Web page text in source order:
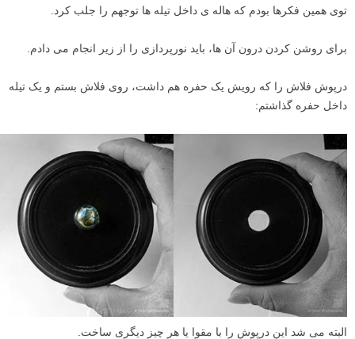
توی همین فکرها بودم که هاله ی داخل تیله ها توجهم را جلب کرد.
برای روشن کردن درون آن ها، باید نورپردازی را از زیر انجام می دادم.
درپوش فلاش را که رویش یک حفره هم داشت، روی فلاش بستم و یک تیله
داخل حفره گذاشتم:
البته می شد این درپوش را با مقوا یا هر چیز دیگری ساخت.